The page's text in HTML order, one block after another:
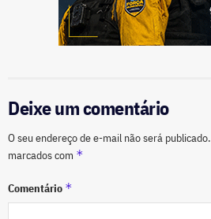
Deixe um comentário
O seu endereço de e-mail não será publicado.
marcados com *
Comentário *